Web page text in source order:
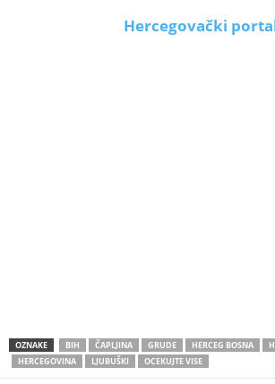
Hercegovački
OZNAKE BIH ČAPLJINA GRUDE HERCEG BOSNA
HERCEGOVINA
LJUBUŠKI OCEKUJTE VISE